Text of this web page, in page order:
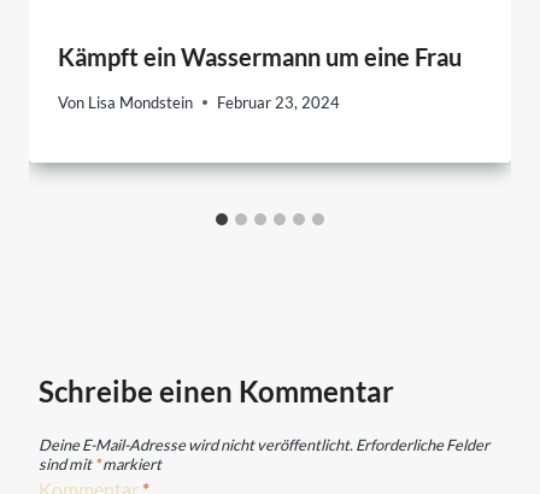
Kämpft ein Wassermann um eine Frau
Von Lisa Mondstein Februar 23, 2024
Schreibe einen Kommentar
Deine E-Mail-Adresse wird nicht veröffentlicht. Erforderliche Felder
sind mit*markiert
Kommentar *